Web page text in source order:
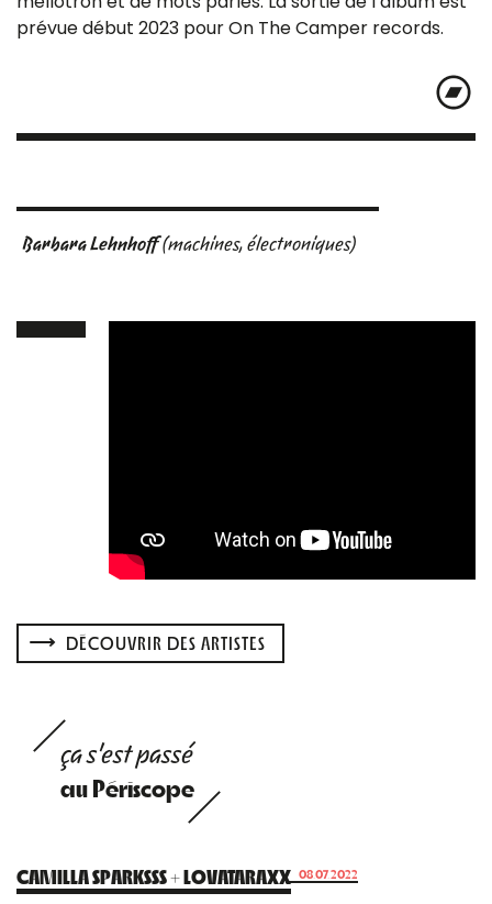
prévue début 2023 pour On The Camper records.
Barbara Lehnhoff(machines, électroniques)
DÉCOUVRIR DES ARTISTES
ça s'est passé
au Périscope
CAMILLA SPARKSSS + LOVATARAXX 08.07.2022